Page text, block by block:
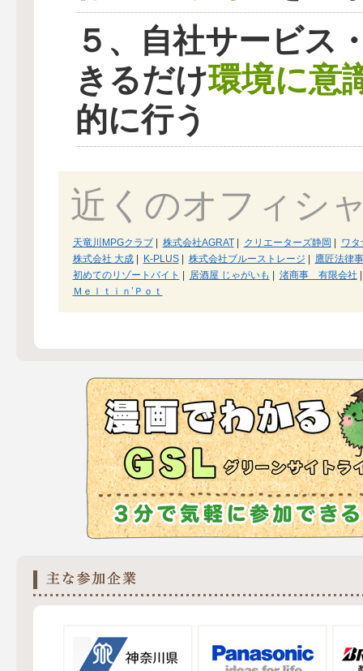
５、自社サービス
きるだけ環境に意
的に行う
近くのオフィシ
天竜川MPGクラブ| 株式会社AGRAT| クリエーターズ静岡
ワタ
株式会社 大成| K-PLUS| 株式会社ブルーストレージ
鷹匠法律
初めてのリゾートバイト
居酒屋 じゃがいも 渚商事 有限会社
Ｍｅｌｔｉｎ’Ｐｏｔ